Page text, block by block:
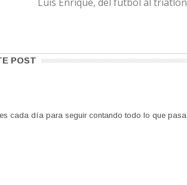
POST
cada día para seguir contando todo lo que pasa